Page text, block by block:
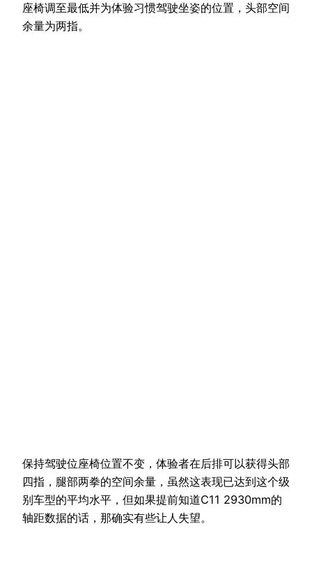
座椅调至最低并为体验习惯驾驶坐姿的位置，头部空间
余量为两指。
保持驾驶位座椅位置不变，体验者在后排可以获得头部
四指，腿部两拳的空间余量，虽然这表现已达到这个级
别车型的平均水平，但如果提前知道C11 2930mm的
轴距数据的话，那确实有些让人失望。